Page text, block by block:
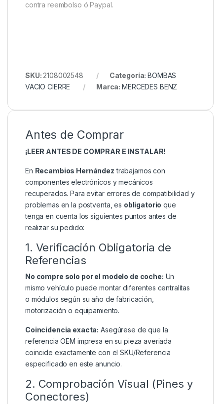
contra reembolso ó Paypal.
SKU: 2108002548 Categoría:BOMBAS
VACIO CIERRE
Marca:MERCEDES BENZ
Antes de Comprar
¡LEER ANTES DE COMPRAR E INSTALAR!
En Recambios Hernández trabajamos con
componentes electrónicos y mecánicos
recuperados. Para evitar errores de compatibilidad y
problemas en la postventa, es obligatorio que
tenga en cuenta los siguientes puntos antes de
realizar su pedido:
1. Verificación Obligatoria de
Referencias
No compre solo por el modelo de coche: Un
mismo vehículo puede montar diferentes centralitas
o módulos según su año de fabricación,
motorización o equipamiento.
Coincidencia exacta: Asegúrese de que la
referencia OEM impresa en su pieza averiada
coincide exactamente con el SKU/Referencia
especificado en este anuncio.
2. Comprobación Visual (Pines y
Conectores)